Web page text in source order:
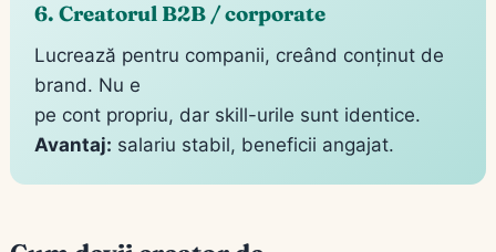
6. Creatorul B2B / corporate
Lucrează pentru companii, creând conținut de
brand. Nu e
pe cont propriu, dar skill-urile sunt identice.
Avantaj: salariu stabil, beneficii angajat.